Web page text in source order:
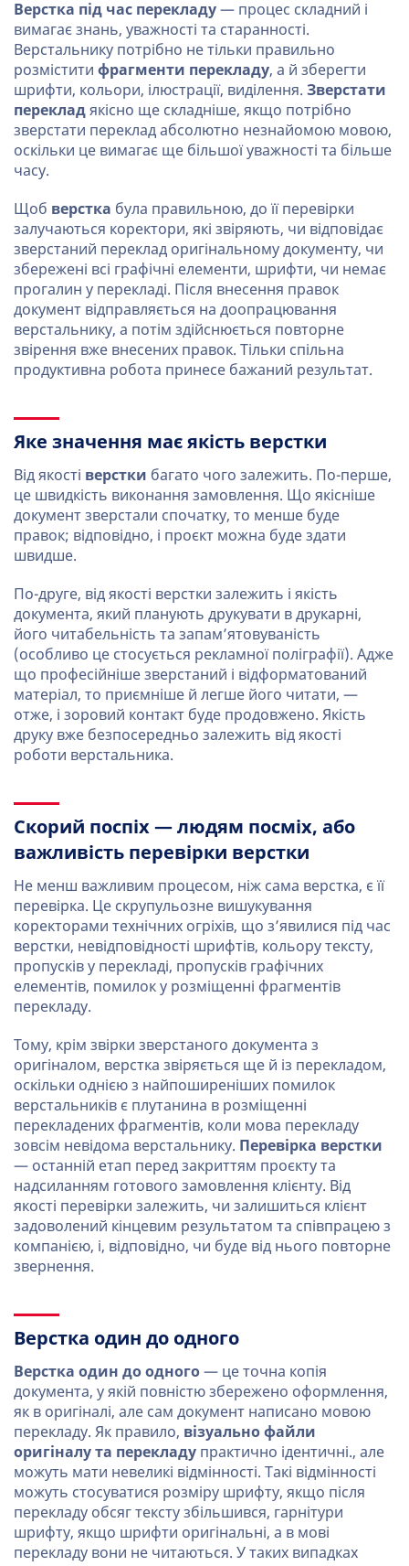
Верстка під час перекладу — процес складний і
вимагає знань, уважності та старанності.
Верстальнику потрібно не тільки правильно
розмістити фрагменти перекладу, а й зберегти
шрифти, кольори, ілюстрації, виділення. Зверстати
переклад якісно ще складніше, якщо потрібно
зверстати переклад абсолютно незнайомою мовою,
оскільки це вимагає ще більшої уважності та більше
часу.
Щоб верстка була правильною, до її перевірки
залучаються коректори, які звіряють, чи відповідає
зверстаний переклад оригінальному документу, чи
збережені всі графічні елементи, шрифти, чи немає
прогалин у перекладі. Після внесення правок
документ відправляється на доопрацювання
верстальнику, а потім здійснюється повторне
звірення вже внесених правок. Тільки спільна
продуктивна робота принесе бажаний результат.
Яке значення має якість верстки
Від якості верстки багато чого залежить. По-перше,
це швидкість виконання замовлення. Що якісніше
документ зверстали спочатку, то менше буде
правок; відповідно, і проєкт можна буде здати
швидше.
По-друге, від якості верстки залежить і якість
документа, який планують друкувати в друкарні,
його читабельність та запам’ятовуваність
(особливо це стосується рекламної поліграфії). Адже
що професійніше зверстаний і відформатований
матеріал, то приємніше й легше його читати, —
отже, і зоровий контакт буде продовжено. Якість
друку вже безпосередньо залежить від якості
роботи верстальника.
Скорий поспіх — людям посміх, або
важливість перевірки верстки
Не менш важливим процесом, ніж сама верстка, є її
перевірка. Це скрупульозне вишукування
коректорами технічних огріхів, що з’явилися під час
верстки, невідповідності шрифтів, кольору тексту,
пропусків у перекладі, пропусків графічних
елементів, помилок у розміщенні фрагментів
перекладу.
Тому, крім звірки зверстаного документа з
оригіналом, верстка звіряється ще й із перекладом,
оскільки однією з найпоширеніших помилок
верстальників є плутанина в розміщенні
перекладених фрагментів, коли мова перекладу
зовсім невідома верстальнику. Перевірка верстки
— останній етап перед закриттям проєкту та
надсиланням готового замовлення клієнту. Від
якості перевірки залежить, чи залишиться клієнт
задоволений кінцевим результатом та співпрацею з
компанією, і, відповідно, чи буде від нього повторне
звернення.
Верстка один до одного
Верстка один до одного — це точна копія
документа, у якій повністю збережено оформлення,
як в оригіналі, але сам документ написано мовою
перекладу. Як правило, візуально файли
оригіналу та перекладу практично ідентичні., але
можуть мати невеликі відмінності. Такі відмінності
можуть стосуватися розміру шрифту, якщо після
перекладу обсяг тексту збільшився, гарнітури
шрифту, якщо шрифти оригінальні, а в мові
перекладу вони не читаються. У таких випадках